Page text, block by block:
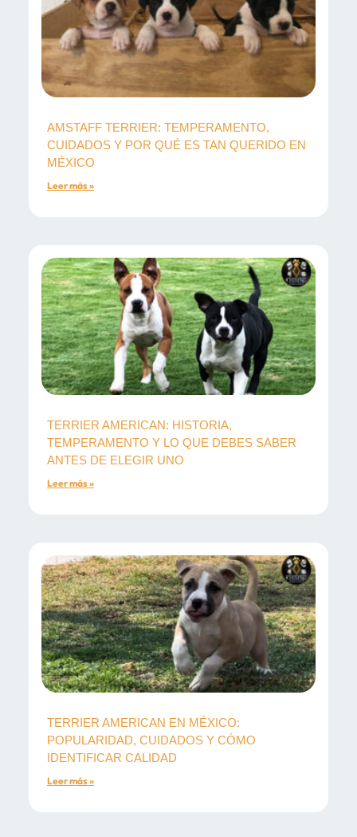
AMSTAFF TERRIER: TEMPERAMENTO,
CUIDADOS Y POR QUÉ ES TAN QUERIDO EN
MÉXICO
Leer más »
TERRIER AMERICAN: HISTORIA,
TEMPERAMENTO Y LO QUE DEBES SABER
ANTES DE ELEGIR UNO
Leer más »
TERRIER AMERICAN EN MÉXICO:
POPULARIDAD, CUIDADOS Y CÓMO
IDENTIFICAR CALIDAD
Leer más »